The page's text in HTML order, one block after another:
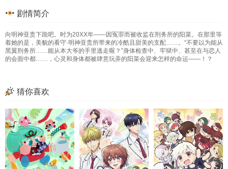
剧情简介
向明神亚贵下跪吧。时为20XX年——因冤罪而被收监在刑务所的阳菜。在那里等
着她的是，美貌的看守·明神亚贵所带来的冷酷且甜美的支配……。“不要以为能从
黑翼刑务所……能从本大爷的手里逃走喔？”身体检查中、牢狱中、甚至在与恋人
的会面中都……，心灵和身体都被肆意玩弄的阳菜会迎来怎样的命运——！？
猜你喜欢